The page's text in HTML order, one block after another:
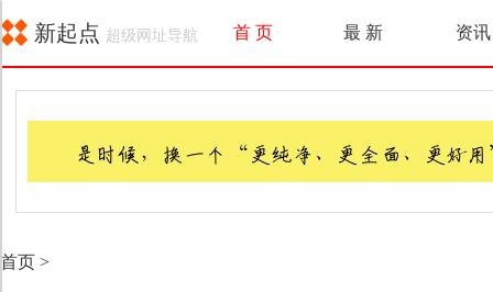
新起点 超级网址导航 首 页 最 新 资讯
首页 >